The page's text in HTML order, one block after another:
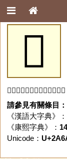
𪚠
「𪚠」字未收錄於本資料庫。
請參見有關條目：
《漢語大字典》
《康熙字典》：
Unicode：